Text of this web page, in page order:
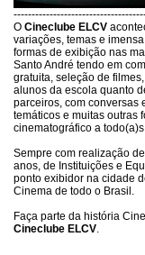
O Cineclube ELCV
variações, temas e
formas de exibição nas
Santo André tendo em
gratuita, seleção de
alunos da escola quanto
parceiros, com conversas
temáticos e muitas outras
cinematográfico a
Sempre com realização
anos, de Instituições e
ponto exibidor na cidade
Cinema de todo o Brasil.
Faça parte da história
Cineclube ELCV.